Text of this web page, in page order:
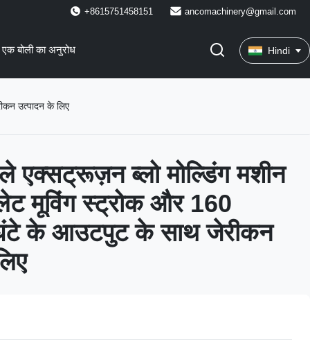
+8615751458151 ancomachinery@gmail.com
एक बोली का अनुरोध Hindi
उत्पादन के लिए
एक्सट्रूज़न ब्लो मोल्डिंग मशीन
मूविंग स्ट्रोक और 160
घंटे के आउटपुट के साथ जेरीकन